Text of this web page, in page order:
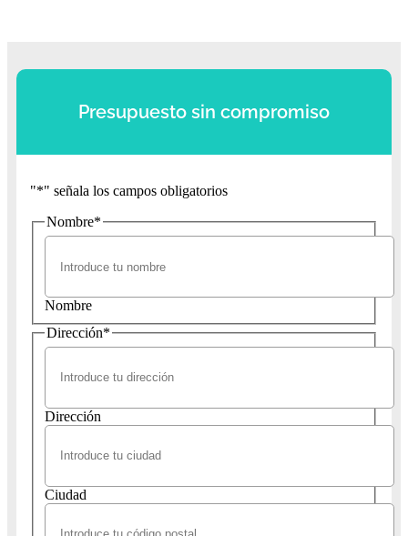
Presupuesto sin compromiso
"*" señala los campos obligatorios
Nombre*
Nombre
Dirección*
Dirección
Ciudad